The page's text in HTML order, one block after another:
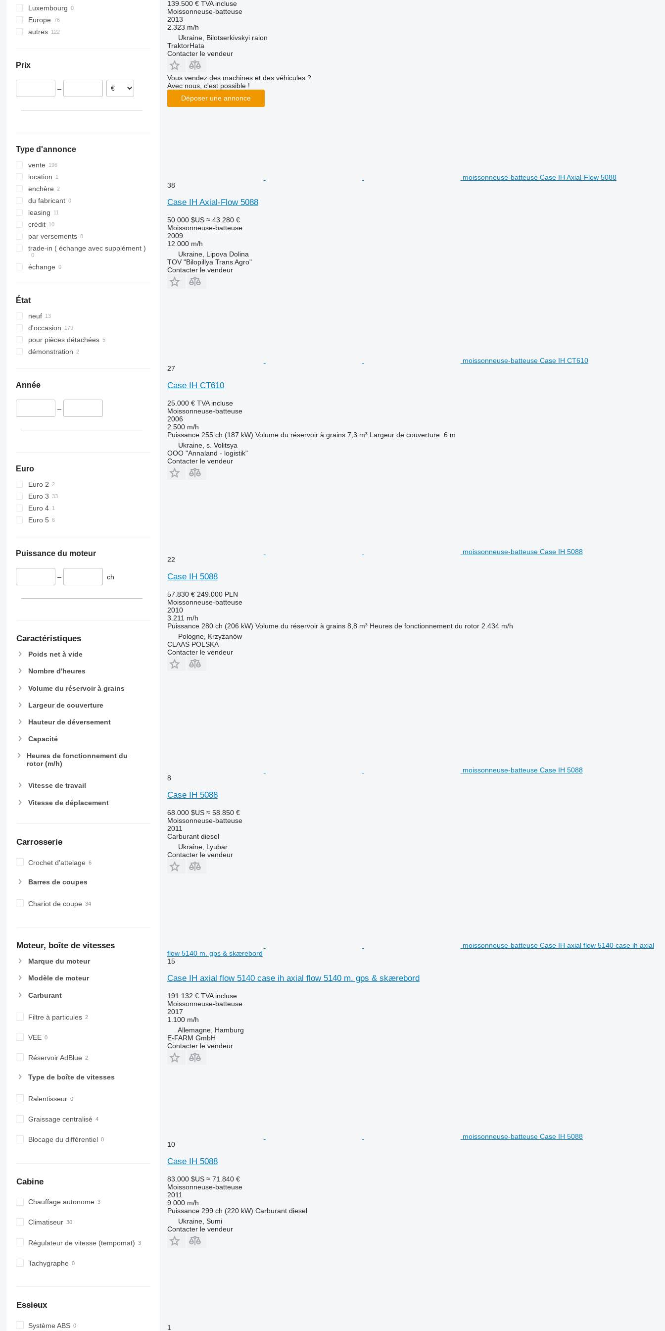
8230
8240
8250
Axial-Flow
9560
9600
9610
9670 STS
9860 STS
9880
C-series
H-series
M-series
S-series
T-series
W-series
X-series
W-series
Luxembourg
Europe
Allemagne
Lituanie
Bulgarie
autres
Prix
–
Type d'annonce
vente
location
enchère
du fabricant
leasing
crédit
par versements
trade-in ( échange avec supplément )
échange
État
neuf
d'occasion
pour pièces détachées
démonstration
Année
–
Euro
Euro 2
Euro 3
Euro 4
Euro 5
Puissance du moteur
– ch
Caractéristiques
Poids net à vide
Nombre d'heures
Volume du réservoir à grains
Largeur de couverture
Hauteur de déversement
Capacité
Heures de fonctionnement du
rotor (m/h)
Vitesse de travail
Vitesse de déplacement
Carrosserie
Crochet d'attelage
Barres de coupes
Chariot de coupe
Moteur, boîte de vitesses
Marque du moteur
Modèle de moteur
Carburant
Filtre à particules
VEE
Réservoir AdBlue
Type de boîte de vitesses
Ralentisseur
Graissage centralisé
Blocage du différentiel
Cabine
Chauffage autonome
Climatiseur
Régulateur de vitesse (tempomat)
Tachygraphe
Essieux
Système ABS
139.500 € TVA incluse
Moissonneuse-batteuse
2013
2.323 m/h
Ukraine, Bilotserkivskyi raion
TraktorHata
Contacter le vendeur
Vous vendez des machines et des véhicules ?
Avec nous, c'est possible !
Déposer une annonce
moissonneuse-batteuse Case IH Axial-Flow 5088
38
Case IH Axial-Flow 5088
50.000 $US ≈ 43.280 €
Moissonneuse-batteuse
2009
12.000 m/h
Ukraine, Lipova Dolina
TOV "Bilopillya Trans Agro"
Contacter le vendeur
moissonneuse-batteuse Case IH CT610
27
Case IH CT610
25.000 € TVA incluse
Moissonneuse-batteuse
2006
2.500 m/h
Puissance 255 ch (187 kW) Volume du réservoir à grains 7,3 m³ Largeur de couverture 6 m
Ukraine, s. Volitsya
OOO "Annaland - logistik"
Contacter le vendeur
moissonneuse-batteuse Case IH 5088
22
Case IH 5088
57.830 € 249.000 PLN
Moissonneuse-batteuse
2010
3.211 m/h
Puissance 280 ch (206 kW) Volume du réservoir à grains 8,8 m³ Heures de fonctionnement du rotor 2.434 m/h
Pologne, Krzyżanów
CLAAS POLSKA
Contacter le vendeur
moissonneuse-batteuse Case IH 5088
8
Case IH 5088
68.000 $US ≈ 58.850 €
Moissonneuse-batteuse
2011
Carburant diesel
Ukraine, Lyubar
Contacter le vendeur
moissonneuse-batteuse Case IH axial flow 5140 case ih axial
flow 5140 m. gps & skærebord
15
Case IH axial flow 5140 case ih axial flow 5140 m. gps & skærebord
191.132 € TVA incluse
Moissonneuse-batteuse
2017
1.100 m/h
Allemagne, Hamburg
E-FARM GmbH
Contacter le vendeur
moissonneuse-batteuse Case IH 5088
10
Case IH 5088
83.000 $US ≈ 71.840 €
Moissonneuse-batteuse
2011
9.000 m/h
Puissance 299 ch (220 kW) Carburant diesel
Ukraine, Sumi
Contacter le vendeur
1